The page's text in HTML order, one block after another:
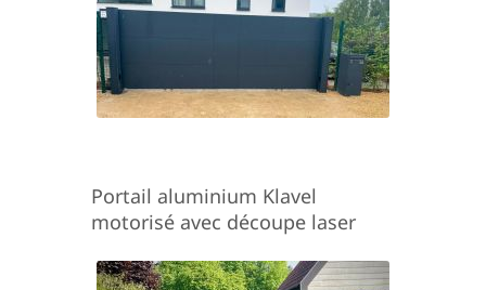
Portail aluminium Klavel
motorisé avec découpe laser